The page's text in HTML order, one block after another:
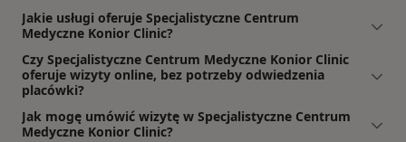
Jakie usługi oferuje Specjalistyczne Centrum
Medyczne Konior Clinic?
Czy Specjalistyczne Centrum Medyczne Konior Clinic
oferuje wizyty online, bez potrzeby odwiedzenia
placówki?
Jak mogę umówić wizytę w Specjalistyczne Centrum
Medyczne Konior Clinic?